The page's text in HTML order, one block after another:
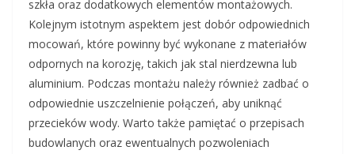
szkła oraz dodatkowych elementów montażowych.
Kolejnym istotnym aspektem jest dobór odpowiednich
mocowań, które powinny być wykonane z materiałów
odpornych na korozję, takich jak stal nierdzewna lub
aluminium. Podczas montażu należy również zadbać o
odpowiednie uszczelnienie połączeń, aby uniknąć
przecieków wody. Warto także pamiętać o przepisach
budowlanych oraz ewentualnych pozwoleniach